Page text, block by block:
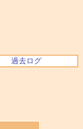
過去ログ